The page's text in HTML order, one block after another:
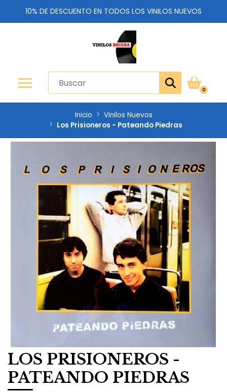
10% DE DESCUENTO EN TODOS LOS VINILOS NUEVOS
0
Inicio
Vinilos Nuevos
Los Prisioneros - Pateando Piedras
LOS PRISIONEROS -
PATEANDO PIEDRAS